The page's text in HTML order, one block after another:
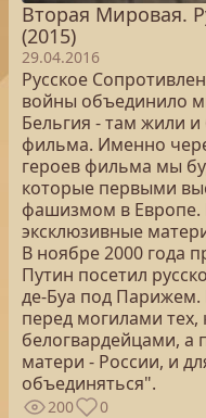
Вторая Мировая.
(2015)
29.04.2016
Русское
войны объединило
Бельгия - там жили
фильма. Именно
героев фильма мы
которые первыми
фашизмом в
эксклюзивные
В ноябре 2000 года
Путин посетил
де-Буа под Парижем.
перед могилами тех,
белогвардейцами, а
матери - России, и
объединяться".
200 0